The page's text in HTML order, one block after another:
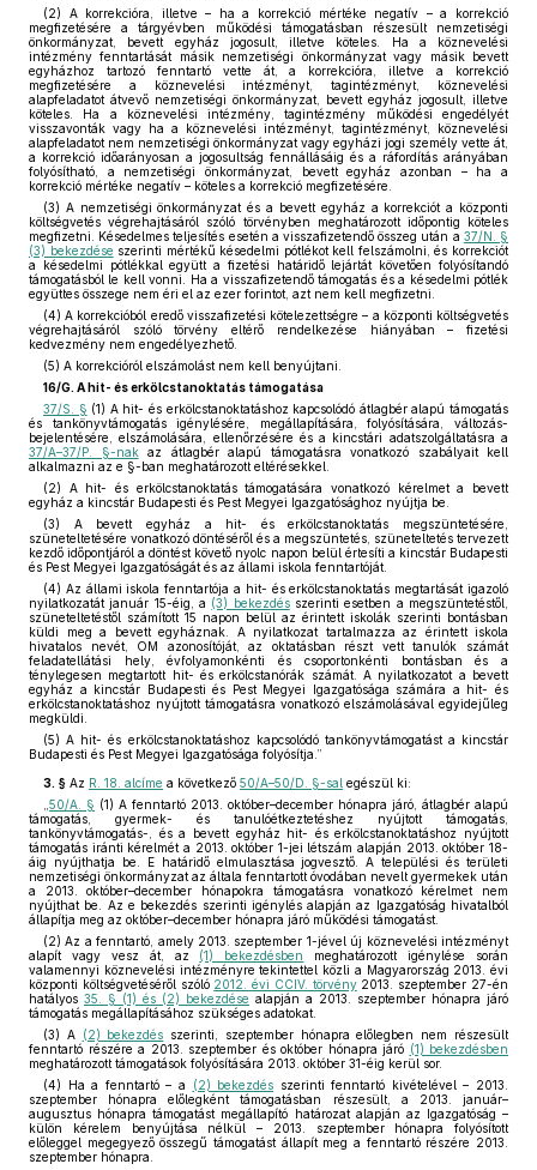
(2) A korrekcióra, illetve – ha a korrekció mértéke negatív – a korrekció
megfizetésére a tárgyévben működési támogatásban részesült nemzetiségi
önkormányzat, bevett egyház jogosult, illetve köteles. Ha a köznevelési
intézmény fenntartását másik nemzetiségi önkormányzat vagy másik bevett
egyházhoz tartozó fenntartó vette át, a korrekcióra, illetve a korrekció
megfizetésére a köznevelési intézményt, tagintézményt, köznevelési
alapfeladatot átvevő nemzetiségi önkormányzat, bevett egyház jogosult, illetve
köteles. Ha a köznevelési intézmény, tagintézmény működési engedélyét
visszavonták vagy ha a köznevelési intézményt, tagintézményt, köznevelési
alapfeladatot nem nemzetiségi önkormányzat vagy egyházi jogi személy vette át,
a korrekció időarányosan a jogosultság fennállásáig és a ráfordítás arányában
folyósítható, a nemzetiségi önkormányzat, bevett egyház azonban – ha a
korrekció mértéke negatív – köteles a korrekció megfizetésére.
(3) A nemzetiségi önkormányzat és a bevett egyház a korrekciót a központi
költségvetés végrehajtásáról szóló törvényben meghatározott időpontig köteles
megfizetni. Késedelmes teljesítés esetén a visszafizetendő összeg után a 37/N. §
(3) bekezdése szerinti mértékű késedelmi pótlékot kell felszámolni, és korrekciót
a késedelmi pótlékkal együtt a fizetési határidő lejártát követően folyósítandó
támogatásból le kell vonni. Ha a visszafizetendő támogatás és a késedelmi pótlék
együttes összege nem éri el az ezer forintot, azt nem kell megfizetni.
(4) A korrekcióból eredő visszafizetési kötelezettségre – a központi költségvetés
végrehajtásáról szóló törvény eltérő rendelkezése hiányában – fizetési
kedvezmény nem engedélyezhető.
(5) A korrekcióról elszámolást nem kell benyújtani.
16/G. A hit- és erkölcstanoktatás támogatása
37/S. § (1) A hit- és erkölcstanoktatáshoz kapcsolódó átlagbér alapú támogatás
és tankönyvtámogatás igénylésére, megállapítására, folyósítására, változás-
bejelentésére, elszámolására, ellenőrzésére és a kincstári adatszolgáltatásra a
37/A–37/P. §-nakaz átlagbér alapú támogatásra vonatkozó szabályait kell
alkalmazni az e §-ban meghatározott eltérésekkel.
(2) A hit- és erkölcstanoktatás támogatására vonatkozó kérelmet a bevett
egyház a kincstár Budapesti és Pest Megyei Igazgatósághoz nyújtja be.
(3) A bevett egyház a hit- és erkölcstanoktatás megszüntetésére,
szüneteltetésére vonatkozó döntéséről és a megszüntetés, szüneteltetés tervezett
kezdő időpontjáról a döntést követő nyolc napon belül értesíti a kincstár Budapesti
és Pest Megyei Igazgatóságát és az állami iskola fenntartóját.
(4) Az állami iskola fenntartója a hit- és erkölcstanoktatás megtartását igazoló
nyilatkozatát január 15-éig, a (3) bekezdésszerinti esetben a megszüntetéstől,
szüneteltetéstől számított 15 napon belül az érintett iskolák szerinti bontásban
küldi meg a bevett egyháznak. A nyilatkozat tartalmazza az érintett iskola
hivatalos nevét, OM azonosítóját, az oktatásban részt vett tanulók számát
feladatellátási hely, évfolyamonkénti és csoportonkénti bontásban és a
ténylegesen megtartott hit- és erkölcstanórák számát. A nyilatkozatot a bevett
egyház a kincstár Budapesti és Pest Megyei Igazgatósága számára a hit- és
erkölcstanoktatáshoz nyújtott támogatásra vonatkozó elszámolásával egyidejűleg
megküldi.
(5) A hit- és erkölcstanoktatáshoz kapcsolódó tankönyvtámogatást a kincstár
Budapesti és Pest Megyei Igazgatósága folyósítja.”
3. § Az R. 18. alcíme a következő 50/A–50/D. §-sal egészül ki:
50/A. § (1) A fenntartó 2013. október–december hónapra járó, átlagbér alapú
támogatás, gyermek- és tanulóétkeztetéshez nyújtott támogatás,
tankönyvtámogatás-, és a bevett egyház hit- és erkölcstanoktatáshoz nyújtott
támogatás iránti kérelmét a 2013. október 1-jei létszám alapján 2013. október 18-
áig nyújthatja be. E határidő elmulasztása jogvesztő. A települési és területi
nemzetiségi önkormányzat az általa fenntartott óvodában nevelt gyermekek után
a 2013. október–december hónapokra támogatásra vonatkozó kérelmet nem
nyújthat be. Az e bekezdés szerinti igénylés alapján az Igazgatóság hivatalból
állapítja meg az október–december hónapra járó működési támogatást.
(2) Az a fenntartó, amely 2013. szeptember 1-jével új köznevelési intézményt
alapít vagy vesz át, az (1) bekezdésben
meghatározott igénylése során
valamennyi köznevelési intézményre tekintettel közli a Magyarország 2013. évi
központi költségvetéséről szóló 2012. évi CCIV. törvény2013. szeptember 27-én
hatályos 35. § (1) és (2) bekezdése alapján a 2013. szeptember hónapra járó
támogatás megállapításához szükséges adatokat.
(3) A (2) bekezdés szerinti, szeptember hónapra előlegben nem részesült
fenntartó részére a 2013. szeptember és október hónapra járó (1) bekezdésben
meghatározott támogatások folyósítására 2013. október 31-éig kerül sor.
(4) Ha a fenntartó – a
(2) bekezdés szerinti fenntartó kivételével – 2013.
szeptember hónapra előlegként támogatásban részesült, a 2013. január–
augusztus hónapra támogatást megállapító határozat alapján az Igazgatóság –
külön kérelem benyújtása nélkül – 2013. szeptember hónapra folyósított
előleggel megegyező összegű támogatást állapít meg a fenntartó részére 2013.
szeptember hónapra.